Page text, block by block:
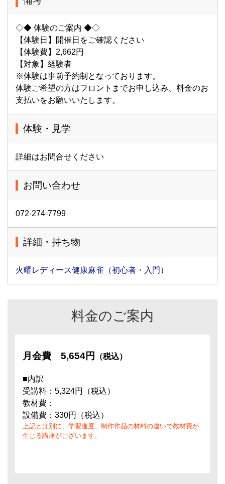
◇◆ 体験のご案内 ◆◇
【体験日】開催日をご確認ください
【体験費】2,662円
【対象】経験者
※体験は事前予約制となっております。
体験ご希望の方はフロントまでお申し込み、料金のお
支払いをお願いいたします。
体験・見学
詳細はお問合せください
お問い合わせ
072-274-7799
詳細・持ち物
火曜レディース健康麻雀（初心者・入門）
料金のご案内
月会費 5,654円 （税込）
■内訳
受講料：5,324円（税込）
教材費：
設備費：330円（税込）
上記とは別に、学習進度、制作作品の材料の違いで教材費が
生じる講座がございます。